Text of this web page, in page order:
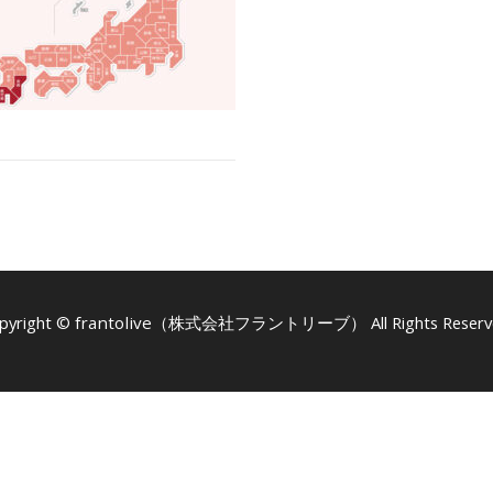
© frantolive（株式会社フラントリーブ） All Rights